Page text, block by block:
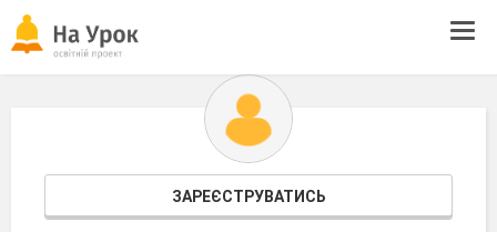
ЗАРЕЄСТРУВАТИСЬ